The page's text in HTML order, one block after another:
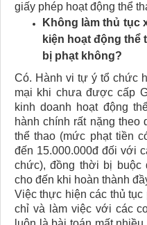
giấy phép hoạt động thể
Không làm thủ tục
kiện hoạt động thể
bị phạt không?
Có. Hành vi tự ý tổ chức
mại khi chưa được cấp
kinh doanh hoạt động
hành chính rất nặng theo
thể thao (mức phạt tiền
đến 15.000.000đ đối với
chức), đồng thời bị buộc
cho đến khi hoàn thành
Việc thực hiện các thủ
chỉ và làm việc với các